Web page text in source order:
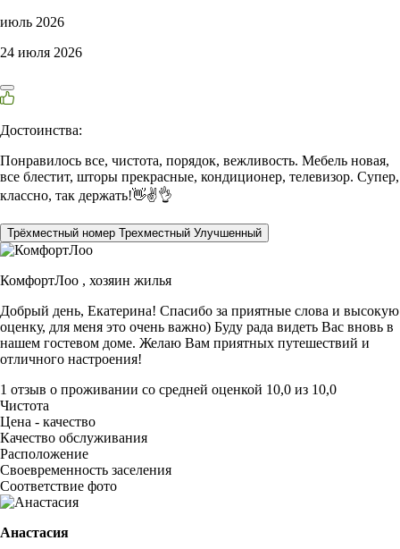
июль 2026
24 июля 2026
Достоинства:
Понравилось все, чистота, порядок, вежливость. Мебель новая,
все блестит, шторы прекрасные, кондиционер, телевизор. Супер,
классно, так держать!👋✌️👌
Трёхместный номер Трехместный Улучшенный
КомфортЛоо , хозяин жилья
Добрый день, Екатерина! Спасибо за приятные слова и высокую
оценку, для меня это очень важно) Буду рада видеть Вас вновь в
нашем гостевом доме. Желаю Вам приятных путешествий и
отличного настроения!
1 отзыв о проживании со средней оценкой 10,0 из 10,0
Чистота
Цена - качество
Качество обслуживания
Расположение
Своевременность заселения
Соответствие фото
Анастасия